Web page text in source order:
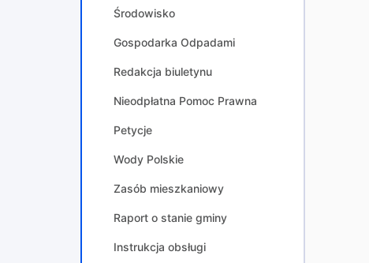
Środowisko
Gospodarka Odpadami
Redakcja biuletynu
Nieodpłatna Pomoc Prawna
Petycje
Wody Polskie
Zasób mieszkaniowy
Raport o stanie gminy
Instrukcja obsługi